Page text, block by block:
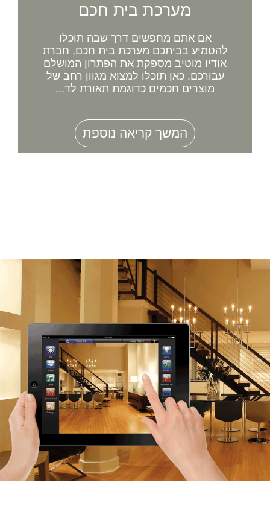
מערכת בית חכם
אם אתם מחפשים דרך שבה תוכלו
להטמיע בביתכם מערכת בית חכם, חברת
אודיו מוטיב מספקת את הפתרון המושלם
עבורכם. כאן תוכלו למצוא מגוון רחב של
מוצרים חכמים כדוגמת תאורת לד...
המשך קריאה נוספת